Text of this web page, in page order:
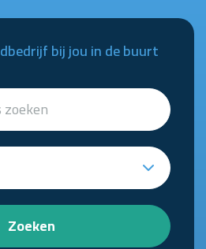
bij jou in de buurt
Zoeken